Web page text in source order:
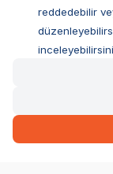
Müşteri
Ovacık Mah.
Müşteri Destek Hattı
reddedebilir